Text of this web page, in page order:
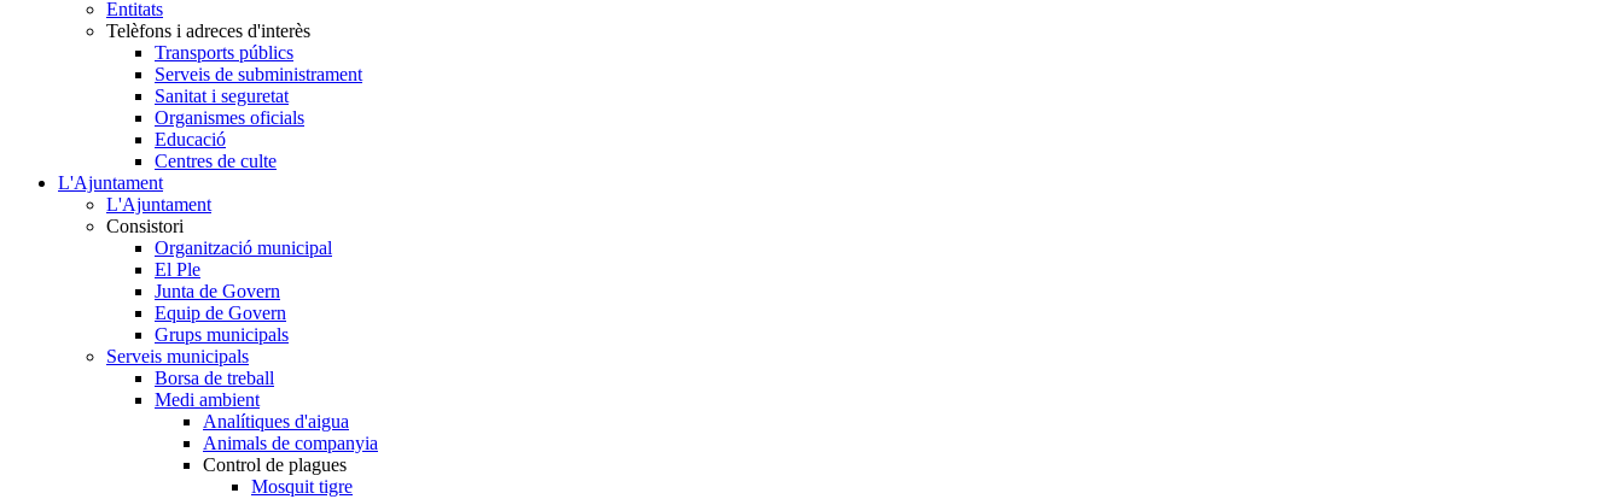
Entitats
Telèfons i adreces d'interès
Transports públics
Serveis de subministrament
Sanitat i seguretat
Organismes oficials
Educació
Centres de culte
L'Ajuntament
L'Ajuntament
Consistori
Organització municipal
El Ple
Junta de Govern
Equip de Govern
Grups municipals
Serveis municipals
Borsa de treball
Medi ambient
Analítiques d'aigua
Animals de companyia
Control de plagues
Mosquit tigre